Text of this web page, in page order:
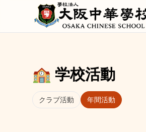
本文へ移動
🏫 学校活動
クラブ活動 年間活動